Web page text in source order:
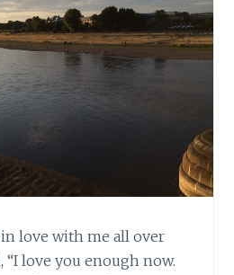
love with me all over
“I love you enough now.